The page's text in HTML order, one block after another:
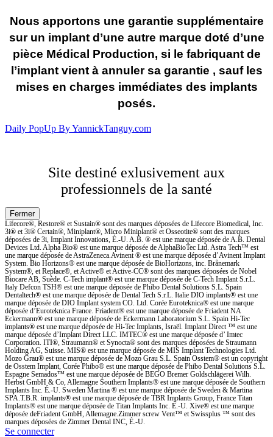
Nous apportons une garantie supplémentaire
sur un implant d’une autre marque doté d’une
pièce Médical Production, si le fabriquant de
l’implant vient à annuler sa garantie , sauf les
mises en charges immédiates des implants
posés.
Daily PopUp By YannickTanguy.com
Site destiné exlusivement aux
professionnels de la santé
Lifecore®, Restore® et Sustain® sont des marques déposées de Lifecore Biomedical, Inc.
3i® et 3i® Certain®, Miniplant®, Micro Miniplant® et Osseotite® sont des marques
déposées de 3i, Implant Innovations, É.-U. A.B. ® est une marque déposée de A.B. Dental
Devices Ltd. Alpha Bio® est une marque déposée de AlphaBioTec Ltd. Astra Tech™ est
une marque déposée de AstraZeneca.Avinent ® est une marque déposée d’Avinent Implant
System. Bio Horizons® est une marque déposée de BioHorizons, inc. Brånemark
System®, et Replace®, et Active® et Active-CC® sont des marques déposées de Nobel
Biocare AB, Suède. C-Tech implant® est une marque déposée de C-Tech Implant S.r.L.
Italy Defcon TSH® est une marque déposée de Phibo Dental Solutions S.L. Spain
Dentaltech® est une marque déposée de Dental Tech S.r.L. Italie DIO implants® est une
marque déposée de DIO Implant system CO. Ltd. Corée Euroteknica® est une marque
déposée d’Euroteknica France. Friadent® est une marque déposée de Friadent NA
Eckermann® est une marque déposée de Eckermann Laboratorium S.L. Spain Hi-Tec
implants® est une marque déposée de Hi-Tec Implants, Israël. Implant Direct ™ est une
marque déposée d’Implant Direct LLC. IMTEC® est une marque déposée d’ Imtec
Corporation. ITI®, Straumann® et Synocta® sont des marques déposées de Straumann
Holding AG, Suisse. MIS® est une marque déposée de MIS Implant Technologies Ltd.
Mozo Grau® est une marque déposée de Mozo Grau S.L. Spain Osstem® est un copyright
de Osstem Implant, Corée Phibo® est une marque déposée de Phibo Dental Solutions S.L.
Espagne Semados™ est une marque déposée de BEGO Bremer Goldschlägerei Wilh.
Herbst GmbH & Co, Allemagne Southern Implants® est une marque déposée de Southern
Implants Inc. É.-U. Sweden Martina ® est une marque déposée de Sweden & Martina
SPA.T.B.R. implants® est une marque déposée de TBR Implants Group, France Titan
Implants® est une marque déposée de Titan Implants Inc. É.-U. Xive® est une marque
déposée deFriadent GmbH, Allemagne.Zimmer screw Vent™ et Swissplus ™ sont des
marques déposées de Zimmer Dental INC, É.-U.
Se connecter